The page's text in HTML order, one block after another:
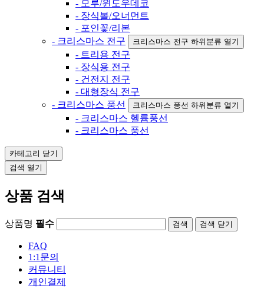
- 모루/윈도우데코
- 장식볼/오너먼트
- 포인꽃/리본
- 크리스마스 전구
크리스마스 전구 하위분류 열기
- 트리용 전구
- 장식용 전구
- 건전지 전구
- 대형장식 전구
- 크리스마스 풍선
크리스마스 풍선 하위분류 열기
- 크리스마스 헬륨풍선
- 크리스마스 풍선
카테고리 닫기
검색 열기
상품 검색
상품명 필수 검색 닫기
FAQ
1:1문의
커뮤니티
개인결제